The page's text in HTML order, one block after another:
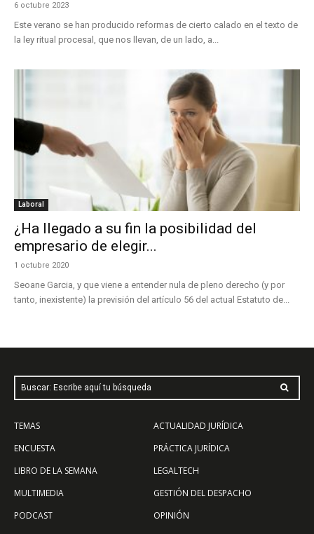
6 octubre 2023
Este verano se han producido reformas de cierto calado en el texto de
la ley ritual procesal, que nos llevan, de un lado, a...
Laboral
¿Ha llegado a su fin la posibilidad del
empresario de elegir...
1 octubre 2020
Seoane Garcia, y que viene a entender nula de pleno derecho (y por
tanto, inexistente) la previsión del artículo 56 del actual Estatuto de...
Buscar: Escribe aquí tu búsqueda
TEMAS
ENCUESTA
LIBRO DE LA SEMANA
MULTIMEDIA
PODCAST
ACTUALIDAD JURÍDICA
PRÁCTICA JURÍDICA
LEGALTECH
GESTIÓN DEL DESPACHO
OPINIÓN